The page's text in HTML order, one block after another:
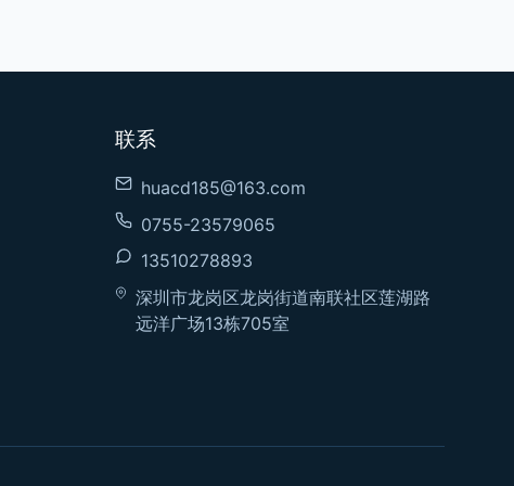
联系
huacd185@163.com
0755-23579065
13510278893
深圳市龙岗区龙岗街道南联社区莲湖路
远洋广场13栋705室